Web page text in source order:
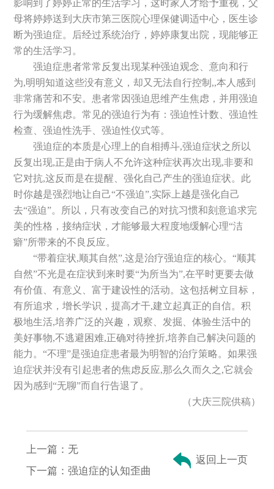
影响到了婷婷正常的生活学习，这时家人才给予重视，父
母将婷婷送到大庆市第三医院心理保健调适中心，医生诊
断为强迫症。后经过系统治疗，婷婷康复出院，现能够正
常的生活学习。
强迫症患者常常反复出现某种强迫观念、意向和行
为,明明知道这些没有意义，却又无法自行控制,,本人感到
非常痛苦和不安。患者常因强迫思维产生焦虑，并用强迫
行为缓解焦虑。常见的强迫行为有：强迫性计数、强迫性
检查、强迫性洗手、强迫性仪式等。
强迫症的本质是心理上的自相搏斗,强迫症状之所以
反复出现,正是由于病人不允许这种症状再次出现,非要和
它对抗,这反而是在提醒、强化自己产生的强迫症状。此
时你越是强烈地让自己“不强迫”,实际上越是强化自己
去“强迫”。所以，只有改变自己的对抗习惯和刻意追求完
美的性格，接纳症状，才能够最大程度地缓解心理“洁
癖”所带来的不良反应。
“带着症状,顺其自然”,这是治疗强迫症的核心。“顺其
自然”不光是在症状到来时要“为所当为”,在平时更要去做
有价值、有意义、富于建设性的活动。这包括树立目标，
有所追求，增长学识，提高才干,建立起真正的自信。积
极地生活,培养广泛的兴趣，观察、发掘、体验生活中的
美好事物,不逃避困难,正确对待挫折,培养自己解决问题的
能力。“不理”是强迫症患者最为明智的治疗策略。如果强
迫症状并没有引起患者的焦虑反应,那么久而久之,它就会
因为感到“无聊”而自行告退了。
（大庆三院供稿）
上一篇： 无
下一篇： 强迫症的认知歪曲
返回上一页